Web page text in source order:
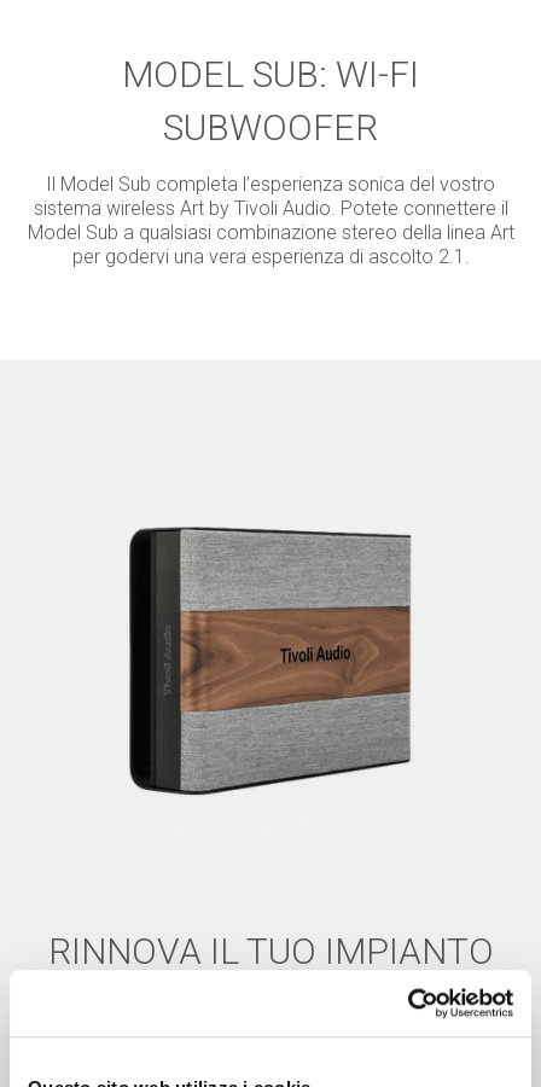
MODEL SUB: WI-FI
SUBWOOFER
Il Model Sub completa l’esperienza sonica del vostro
sistema wireless Art by Tivoli Audio. Potete connettere il
Model Sub a qualsiasi combinazione stereo della linea Art
per godervi una vera esperienza di ascolto 2.1.
RINNOVA IL TUO IMPIANTO
Con un design unico dalla forma sottile il Model Sub può
essere appoggiato sul pavimento, appeso in verticale ,
book del vostro salotto essendo realizzato con